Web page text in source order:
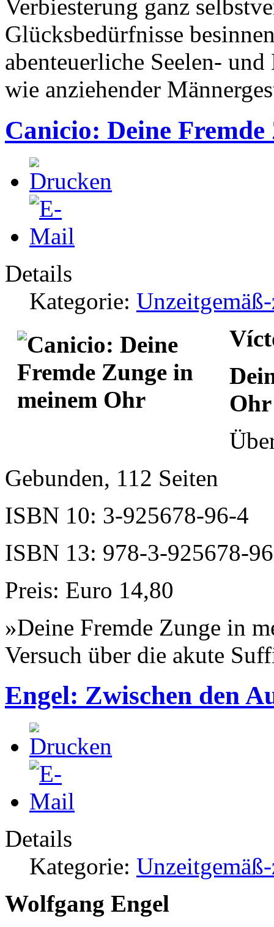
Verbiesterung ganz
Glücksbedürfnisse
abenteuerliche Seelen- und
wie anziehender
Canicio: Deine
Details
Kategorie:
Ohr
Gebunden, 112 Seiten
ISBN 10: 3-925678-96-4
ISBN 13: 978-3-925678-
Preis: Euro 14,80
»Deine Fremde Zunge in
Versuch über die akute
Engel: Zwischen den
Details
Kategorie:
Wolfgang Engel